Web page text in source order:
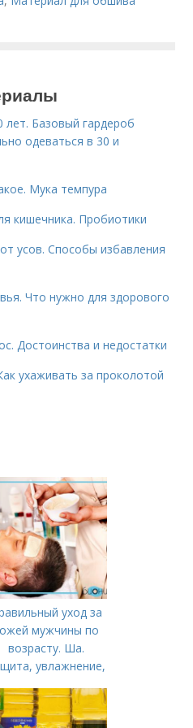
лет. Базовый гардероб
одеваться в 30 и
Мука темпура
кишечника. Пробиотики
усов. Способы избавления
Что нужно для здорового
Достоинства и недостатки
ухаживать за проколотой
уход за
мужчины по
возрасту. Ша.
увлажнение,